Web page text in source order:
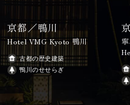
京都／鴨川
Hotel VMG Kyoto 鴨川
古都の歴史建築
鴨川のせせらぎ